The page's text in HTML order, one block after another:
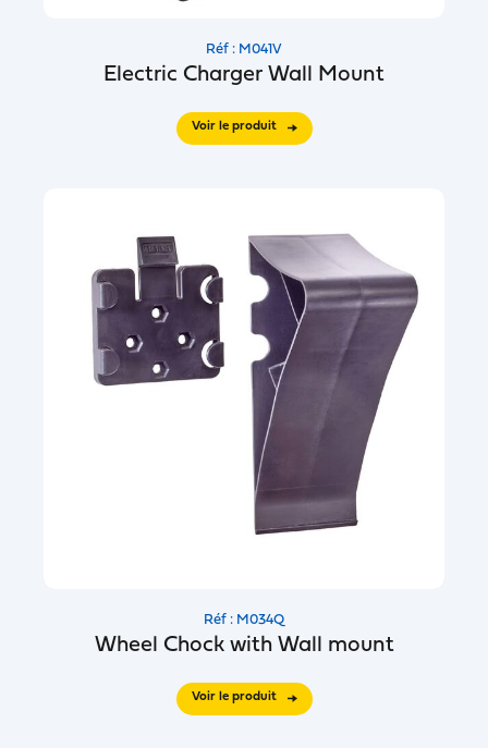
Réf : M041V
Electric Charger Wall Mount
Voir le produit
Réf : M034Q
Wheel Chock with Wall mount
Voir le produit